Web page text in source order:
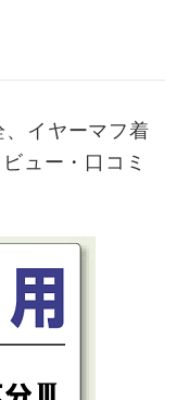
イヤーマフ着
ュー・口コミ